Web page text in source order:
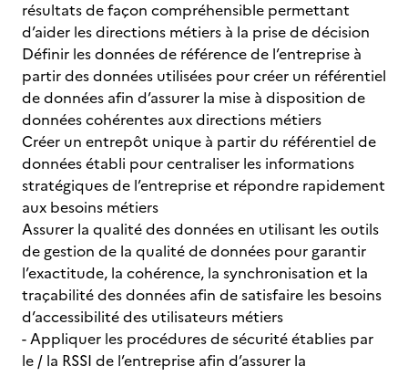
résultats de façon compréhensible permettant
d’aider les directions métiers à la prise de décision
Définir les données de référence de l’entreprise à
partir des données utilisées pour créer un référentiel
de données afin d’assurer la mise à disposition de
données cohérentes aux directions métiers
Créer un entrepôt unique à partir du référentiel de
données établi pour centraliser les informations
stratégiques de l’entreprise et répondre rapidement
aux besoins métiers
Assurer la qualité des données en utilisant les outils
de gestion de la qualité de données pour garantir
l’exactitude, la cohérence, la synchronisation et la
traçabilité des données afin de satisfaire les besoins
d’accessibilité des utilisateurs métiers
- Appliquer les procédures de sécurité établies par
le / la RSSI de l’entreprise afin d’assurer la